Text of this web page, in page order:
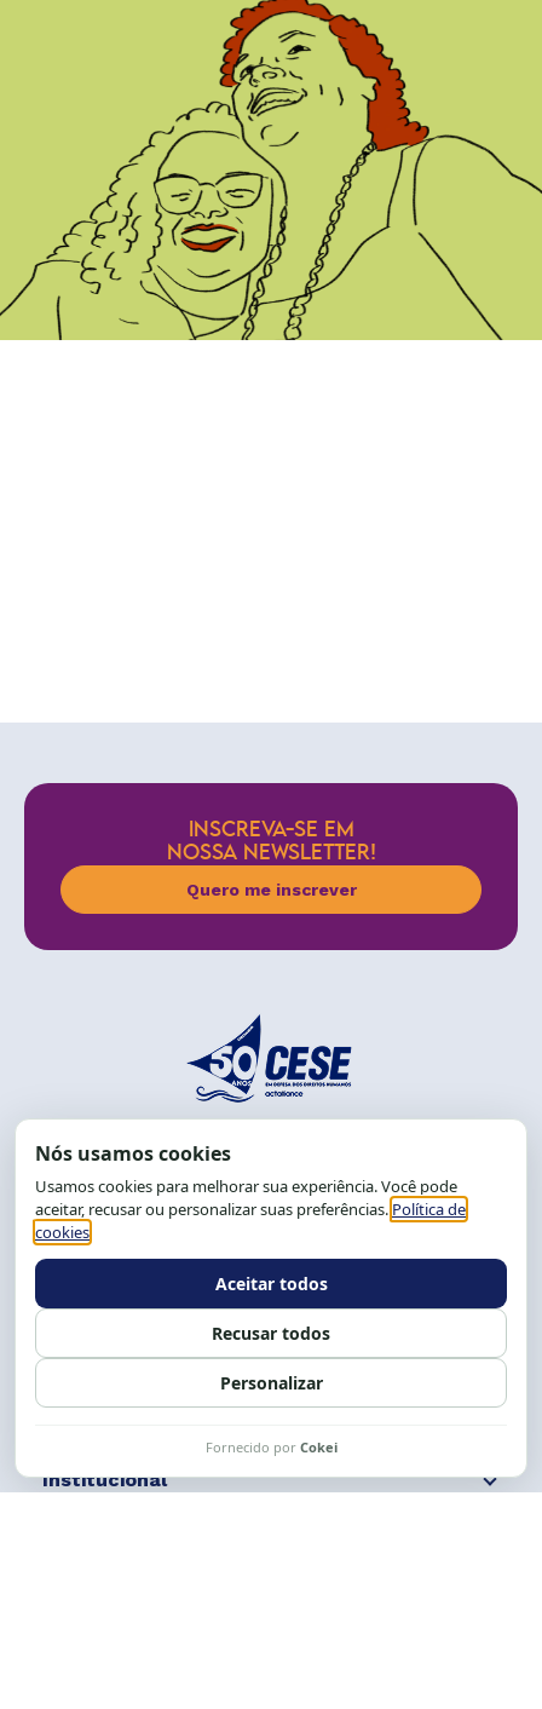
INSCREVA-SE EM
NOSSA NEWSLETTER!
Quero me inscrever
End.: R. da Graça, 150. Graça
CEP: 40.150-055
Salvador-BA, Brasil.
Tel.: (71) 2104-5457, Cel.: (71) 9 9239-2104 ou 2105
Expediente: 8h às 12h e 13 às 17h.
Siga nossas redes Fale conosco
Institucional